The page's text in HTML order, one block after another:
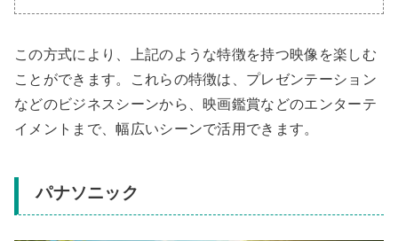
この方式により、上記のような特徴を持つ映像を楽しむ
ことができます。これらの特徴は、プレゼンテーション
などのビジネスシーンから、映画鑑賞などのエンターテ
イメントまで、幅広いシーンで活用できます。
パナソニック